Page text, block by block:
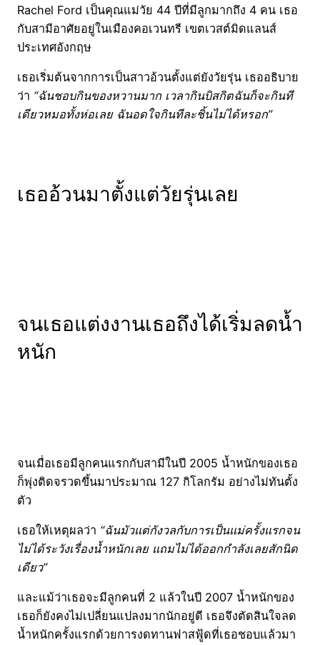
Rachel Ford เป็นคุณแม่วัย 44 ปีที่มีลูกมากถึง 4 คน เธอ
กับสามีอาศัยอยู่ในเมืองคอเวนทรี เขตเวสต์มิดแลนส์
ประเทศอังกฤษ
เธอเริ่มต้นจากการเป็นสาวอ้วนตั้งแต่ยังวัยรุ่น เธออธิบาย
ว่า “ฉันชอบกินของหวานมาก เวลากินบิสกิตฉันก็จะกินที
เดียวหมอทั้งห่อเลย ฉันอดใจกินทีละชิ้นไม่ได้หรอก”
เธออ้วนมาตั้งแต่วัยรุ่นเลย
จนเธอแต่งงานเธอถึงได้เริ่มลดน้ำ
หนัก
จนเมื่อเธอมีลูกคนแรกกับสามีในปี 2005 น้ำหนักของเธอ
ก็พุ่งติดจรวดขึ้นมาประมาณ 127 กิโลกรัม อย่างไม่ทันตั้ง
ตัว
เธอให้เหตุผลว่า “ฉันมัวแต่กังวลกับการเป็นแม่ครั้งแรกจน
ไม่ได้ระวังเรื่องน้ำหนักเลย แถมไม่ได้ออกกำลังเลยสักนิด
เดียว”
และแม้ว่าเธอจะมีลูกคนที่ 2 แล้วในปี 2007 น้ำหนักของ
เธอก็ยังคงไม่เปลี่ยนแปลงมากนักอยู่ดี เธอจึงตัดสินใจลด
น้ำหนักครั้งแรกด้วยการงดทานฟาสฟู้ดที่เธอชอบแล้วมา